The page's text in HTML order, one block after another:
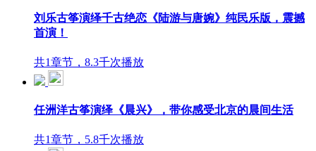
刘乐古筝演绎千古绝恋《陆游与唐婉》纯民乐版，震撼
首演！
共1章节，8.3千次播放
任洲洋古筝演绎《晨兴》，带你感受北京的晨间生活
共1章节，5.8千次播放